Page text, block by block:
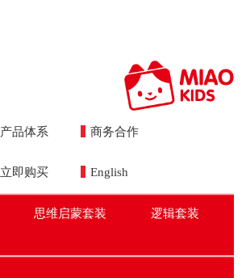
产品体系 商务合作
立即购买 English
思维启蒙套装 逻辑套装